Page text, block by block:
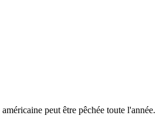
peut être pêchée toute l'année.